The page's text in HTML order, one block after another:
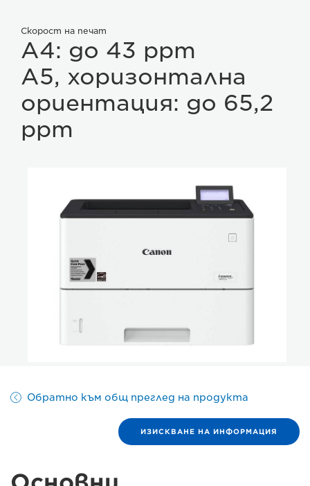
Скорост на печат
A4: до 43 ppm
A5, хоризонтална
ориентация: до 65,2
ppm
Обратно към общ преглед на продукта
ИЗИСКВАНЕ НА ИНФОРМАЦИЯ